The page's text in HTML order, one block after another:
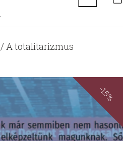
/ A totalitarizmus
-15%